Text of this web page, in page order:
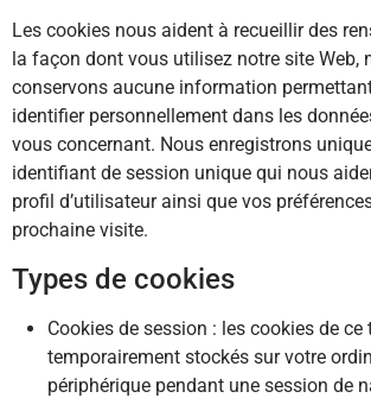
Les cookies nous aident à recueillir des
la façon dont vous utilisez notre site Web,
conservons aucune information
identifier personnellement dans les
vous concernant. Nous enregistrons
identifiant de session unique qui nous
profil d’utilisateur ainsi que vos
prochaine visite.
Types de cookies
Cookies de session : les cookies de ce
temporairement stockés sur votre
périphérique pendant une session de